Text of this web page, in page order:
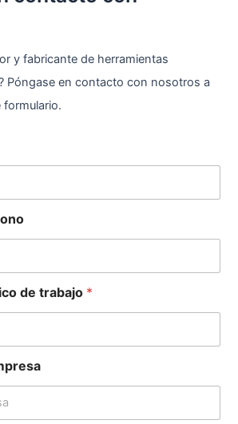
y fabricante de herramientas
Póngase en contacto con nosotros a
formulario.
de trabajo *